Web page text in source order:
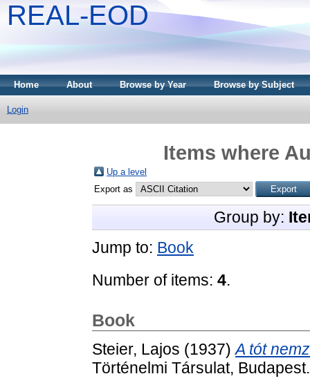
REAL-EOD
Home About Browse by Year Browse by Subject
Login
Items where
Up a level
Export as
Group by:
Jump to: Book
Number of items: 4.
Book
Steier, Lajos (1937)A tót
Történelmi Társulat, Budapest.